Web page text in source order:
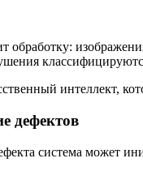
обработку:
интеллект,
дефектов
система может